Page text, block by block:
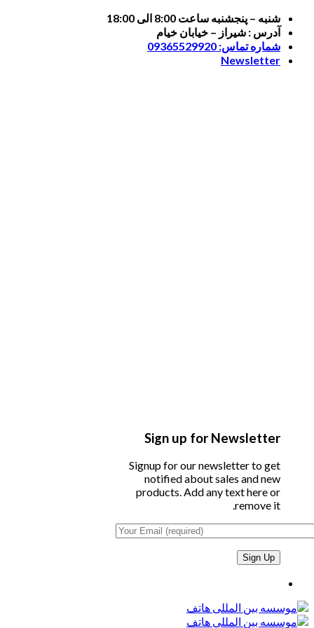
Skip
content
شنبه – پنجشنبه ساعت 8:00 الی 18:00
آدرس : شیراز – خیابان خیام
شماره تماس: 09365529920
Newsletter
Sign up for Newsletter
Signup for our newsletter to get
notified about sales and new
products. Add any text here or
remove it.